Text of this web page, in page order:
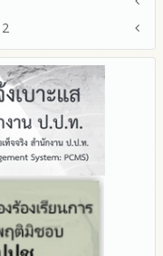
าหน้าที่
บผู้รับบริการหรือผู้มา
(E-Service)
นงานปีงบประมาณ
กงานเขตพื้นที่การศึกษา
รจัดการความเสี่ยงการ
ะจำงบประมาณ
จริตประจำปี
ซื้อจัดจ้าง
ะโยชน์ส่วนตนกับส่วนรวม
ม